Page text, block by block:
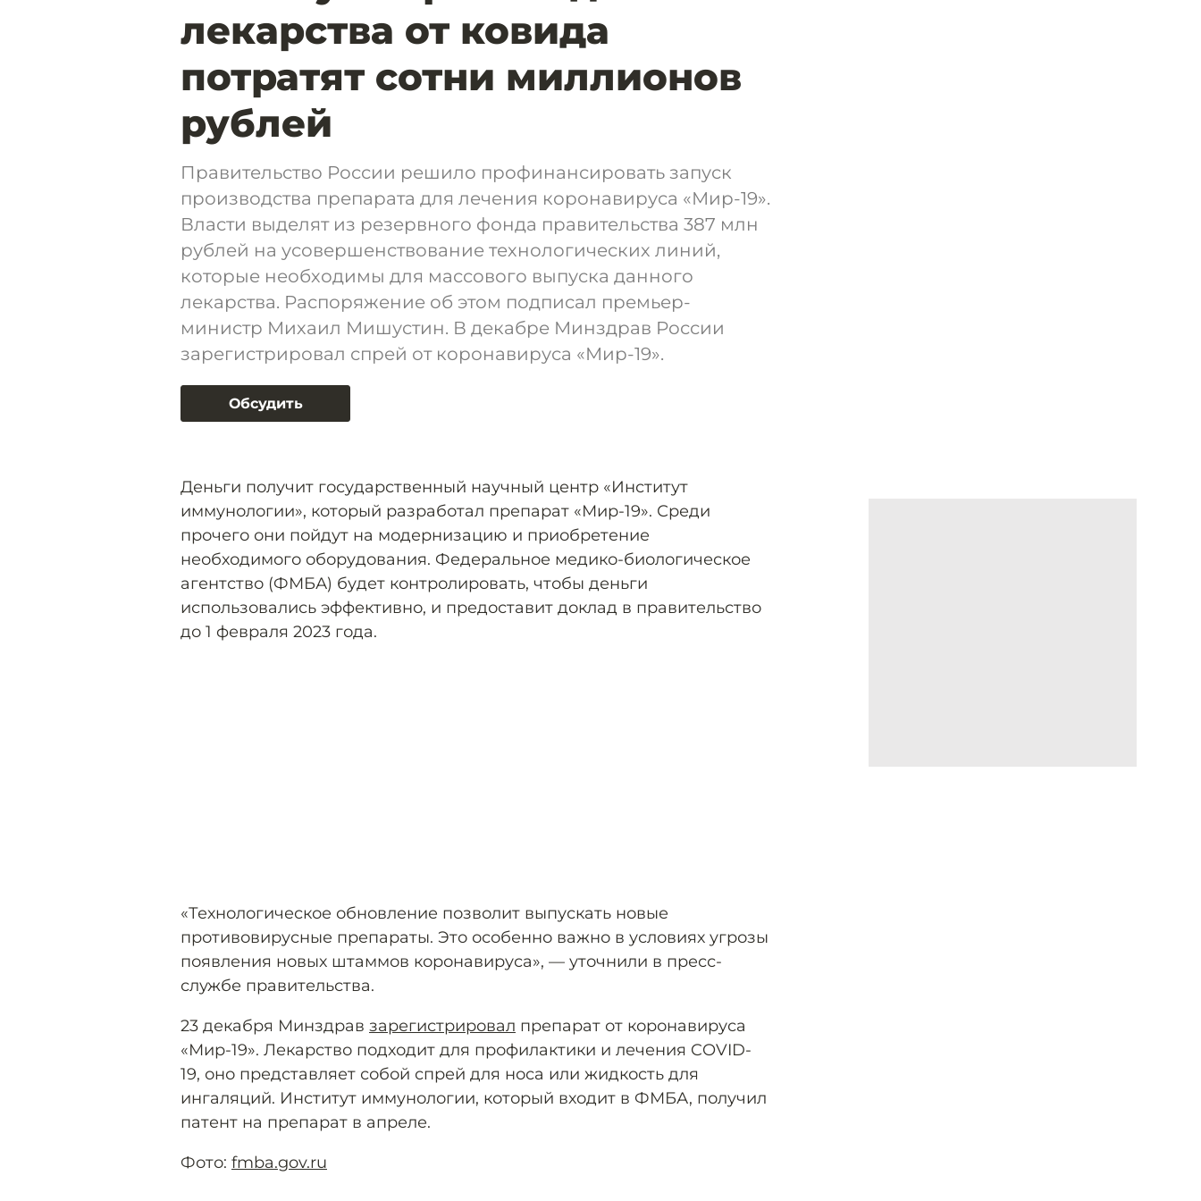
лекарства от ковида
потратят сотни миллионов
рублей
Правительство России решило профинансировать запуск
производства препарата для лечения коронавируса «Мир-19».
Власти выделят из резервного фонда правительства 387 млн
рублей на усовершенствование технологических линий,
которые необходимы для массового выпуска данного
лекарства. Распоряжение об этом подписал премьер-
министр Михаил Мишустин. В декабре Минздрав России
зарегистрировал спрей от коронавируса «Мир-19».
Обсудить
Деньги получит государственный научный центр «Институт
иммунологии», который разработал препарат «Мир-19». Среди
прочего они пойдут на модернизацию и приобретение
необходимого оборудования. Федеральное медико-биологическое
агентство (ФМБА) будет контролировать, чтобы деньги
использовались эффективно, и предоставит доклад в правительство
до 1 февраля 2023 года.
«Технологическое обновление позволит выпускать новые
противовирусные препараты. Это особенно важно в условиях угрозы
появления новых штаммов коронавируса», — уточнили в пресс-
службе правительства.
23 декабря Минздрав зарегистрировал препарат от коронавируса
«Мир-19». Лекарство подходит для профилактики и лечения COVID-
19, оно представляет собой спрей для носа или жидкость для
ингаляций. Институт иммунологии, который входит в ФМБА, получил
патент на препарат в апреле.
Фото: fmba.gov.ru